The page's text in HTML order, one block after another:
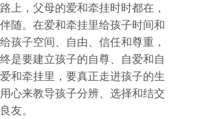
上，父母的爱和牵挂时时都在，
随。在爱和牵挂里给孩子时间和
孩子空间、自由、信任和尊重，
是要建立孩子的自尊、自爱和自
和牵挂里，要真正走进孩子的生
心来教导孩子分辨、选择和结交
友。